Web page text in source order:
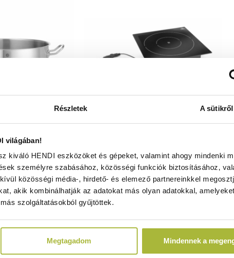
Részletek A sütikről
világában!
kiváló HENDI eszközöket és gépeket, valamint ahogy mindenki
személyre szabásához, közösségi funkciók biztosításához,
közösségi média-, hirdető- és elemező partnereinkkel
akik kombinálhatják az adatokat más olyan adatokkal,
szolgáltatásokból gyűjtöttek.
Megtagadom Mindennek a
nélkül – Kitchen
- HENDI
Ft+ ÁFA)
HENDI 239551
Raktáron
(32.339Ft+ ÁFA)